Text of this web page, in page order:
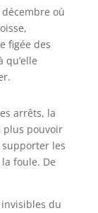
où
figée des
qu’elle
arrêts, la
plus pouvoir
les
foule. De
du